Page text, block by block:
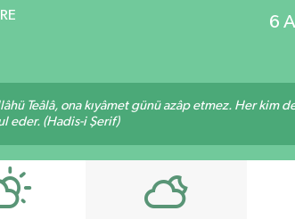
6
Teâlâ, ona kıyâmet günü azâp etmez. Her kim
eder. (Hadis-i Şerif)